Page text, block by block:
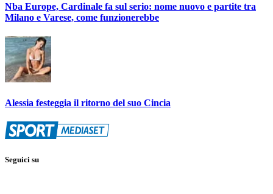
Nba Europe, Cardinale fa sul serio: nome nuovo e partite tra
Milano e Varese, come funzionerebbe
Alessia festeggia il ritorno del suo Cincia
Seguici su